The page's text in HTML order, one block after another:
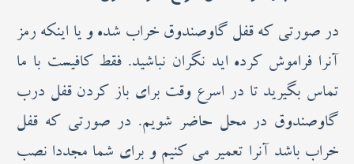
خدمات کلیدسازی
عکس
در صورتی که قفل گاوصندوق خراب شده و یا اینکه رمز
آنرا فراموش کرده اید نگران نباشید. فقط کافیست با ما
تماس بگیرید تا در اسرع وقت برای باز کردن قفل درب
گاوصندوق در محل حاضر شویم. در صورتی که قفل
خراب باشد آنرا تعمیر می کنیم و برای شما مجددا نصب